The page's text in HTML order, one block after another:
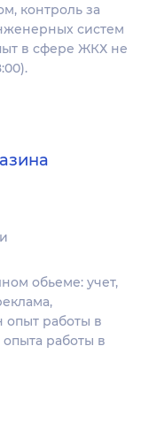
контроль за
систем
в сфере ЖКХ не
обьеме: учет,
опыт работы в
работы в